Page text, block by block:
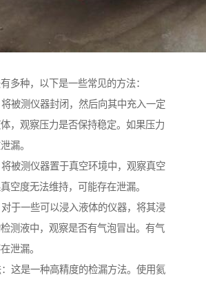
多种，以下是一些常见的方法：
被测仪器封闭，然后向其中充入一定
，观察压力是否保持稳定。如果压力
漏。
被测仪器置于真空环境中，观察真空
空度无法维持，可能存在泄漏。
于一些可以浸入液体的仪器，将其浸
测液中，观察是否有气泡冒出。有气
泄漏。
这是一种高精度的检漏方法。使用氦